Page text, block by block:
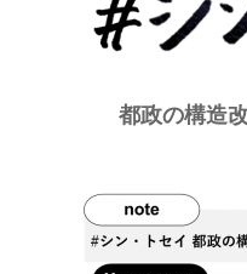
都政の構造